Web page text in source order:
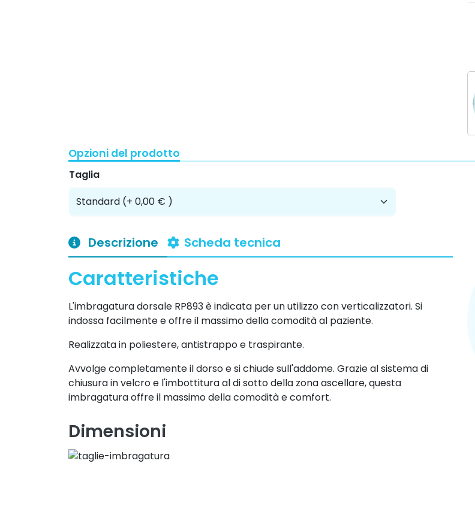
Opzioni del prodotto
Taglia
Descrizione Scheda tecnica
Caratteristiche
L'imbragatura dorsale RP893 è indicata per un utilizzo con verticalizzatori. Si
indossa facilmente e offre il massimo della comodità al paziente.
Realizzata in poliestere, antistrappo e traspirante.
Avvolge completamente il dorso e si chiude sull'addome. Grazie al sistema di
chiusura in velcro e l'imbottitura al di sotto della zona ascellare, questa
imbragatura offre il massimo della comodità e comfort.
Dimensioni